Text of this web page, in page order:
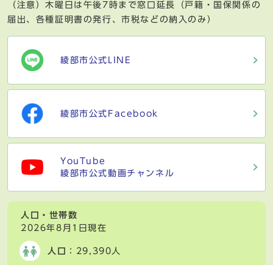
（注意）木曜日は午後7時まで窓口延長（戸籍・国保関係の
届出、各種証明書の発行、市税などの納入のみ）
綾部市公式LINE
綾部市公式Facebook
YouTube
綾部市公式動画チャンネル
人口・世帯数
2026年8月1日現在
人口 ：29,390人